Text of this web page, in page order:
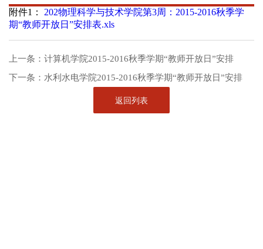
附件1：
202物理科学与技术学院第3周：2015-2016秋季学
期“教师开放日”安排表.xls
上一条： 计算机学院2015-2016秋季学期“教师开放日”安排
下一条： 水利水电学院2015-2016秋季学期“教师开放日”安排
返回列表